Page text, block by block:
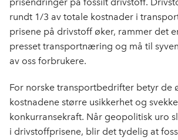
rundt 1/3 av totale kostnader i
prisene på drivstoff øker, rammer det
presset transportnæring og må til
av oss forbrukere.
For norske transportbedrifter betyr de
kostnadene større usikkerhet og
konkurransekraft. Når geopolitisk uro
i drivstoffprisene, blir det tydelig at